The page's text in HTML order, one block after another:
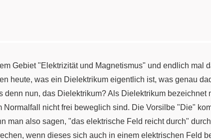
Gebiet "Elektrizität und Magnetismus" und endlich mal
heute, was ein Dielektrikum eigentlich ist, was genau
nun, das Dielektrikum? Als Dielektrikum bezeichnet
nicht frei beweglich sind. Die Vorsilbe "Die"
man also sagen, "das elektrische Feld reicht durch" durch
wenn dieses sich auch in einem elektrischen Feld